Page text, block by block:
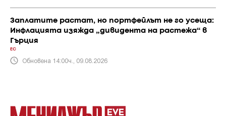
Заплатите растат, но портфейлът не го усеща:
Инфлацията изяжда „дивидента на растежа“ в
Гърция
ЕС
Обновена 14:00ч., 09.08.2026